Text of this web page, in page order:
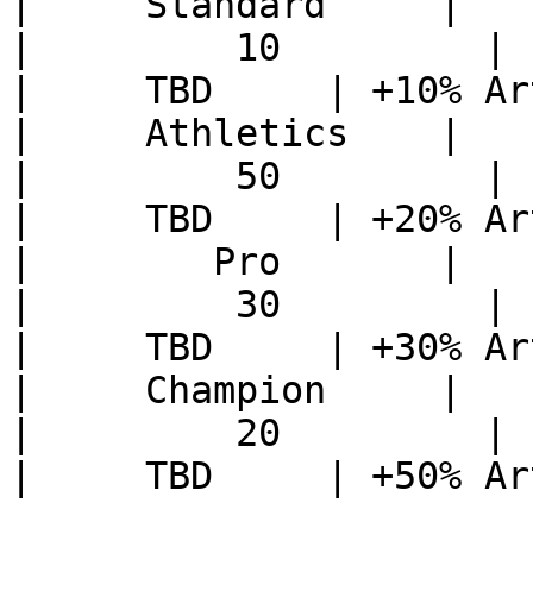
|         10         |
|     TBD     | +10%
|     Athletics    |
|         50         |
|     TBD     | +20%
|        Pro       |
|         30         |
|     TBD     | +30%
|     Champion
|         20         |